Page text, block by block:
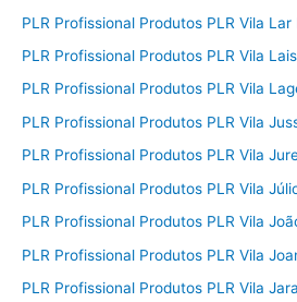
PLR Profissional Produtos PLR Vila Lar
PLR Profissional Produtos PLR Vila Lais
PLR Profissional Produtos PLR Vila
PLR Profissional Produtos PLR Vila
PLR Profissional Produtos PLR Vila
PLR Profissional Produtos PLR Vila
PLR Profissional Produtos PLR Vila
PLR Profissional Produtos PLR Vila
PLR Profissional Produtos PLR Vila